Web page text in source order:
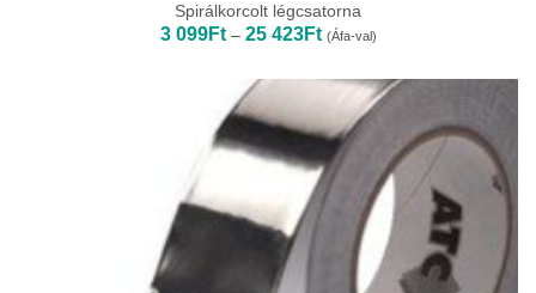
Spirálkorcolt légcsatorna
3 099Ft – 25 423FtÁrtartomány:
3
-
423Ft
(Áfa-val)